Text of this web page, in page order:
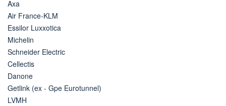
Axa
Air France-KLM
Essilor Luxxotica
Michelin
Schneider Electric
Cellectis
Danone
Getlink (ex - Gpe Eurotunnel)
LVMH